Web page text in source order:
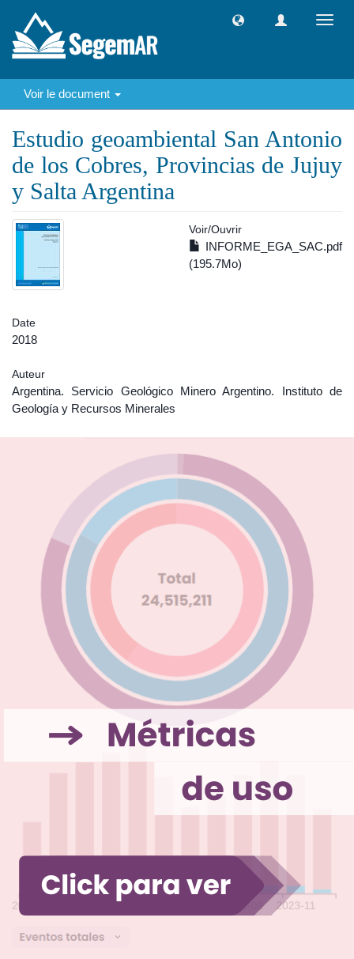
Voir le document
Estudio geoambiental San Antonio
de los Cobres, Provincias de Jujuy
y Salta Argentina
Voir/Ouvrir
INFORME_EGA_SAC.pdf
(195.7Mo)
Date
2018
Auteur
Argentina. Servicio Geológico Minero Argentino. Instituto de
Geología y Recursos Minerales